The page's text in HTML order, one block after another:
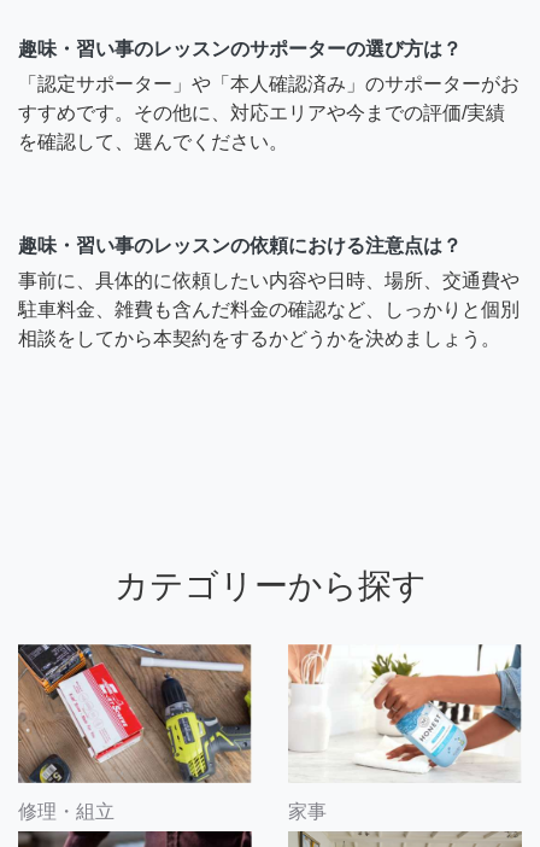
趣味・習い事のレッスンのサポーターの選び方は？
「認定サポーター」や「本人確認済み」のサポーターがお
すすめです。その他に、対応エリアや今までの評価/実績
を確認して、選んでください。
趣味・習い事のレッスンの依頼における注意点は？
事前に、具体的に依頼したい内容や日時、場所、交通費や
駐車料金、雑費も含んだ料金の確認など、しっかりと個別
相談をしてから本契約をするかどうかを決めましょう。
カテゴリーから探す
修理・組立 家事